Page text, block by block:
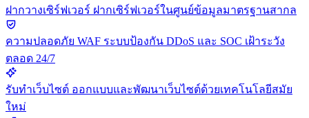
ฝากวางเซิร์ฟเวอร์ ฝากเซิร์ฟเวอร์ในศูนย์ข้อมูลมาตรฐานสากล
ความปลอดภัย WAF ระบบป้องกัน DDoS และ SOC เฝ้าระวัง
ตลอด 24/7
รับทำเว็บไซต์ ออกแบบและพัฒนาเว็บไซต์ด้วยเทคโนโลยีสมัย
ใหม่